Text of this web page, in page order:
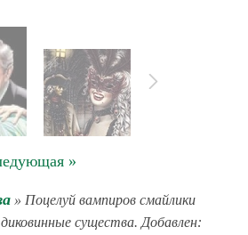
»
» Поцелуй вампиров смайлики
существа. Добавлен: